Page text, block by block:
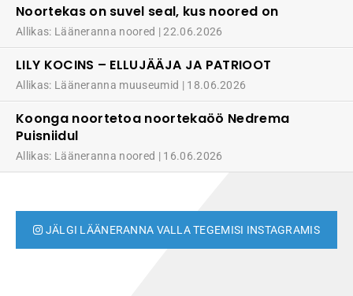
Noortekas on suvel seal, kus noored on
Allikas: Lääneranna noored 22.06.2026
LILY KOCINS – ELLUJÄÄJA JA PATRIOOT
Allikas: Lääneranna muuseumid 18.06.2026
Koonga noortetoa noortekaöö Nedrema
Puisniidul
Allikas: Lääneranna noored 16.06.2026
JÄLGI LÄÄNERANNA VALLA TEGEMISI INSTAGRAMIS